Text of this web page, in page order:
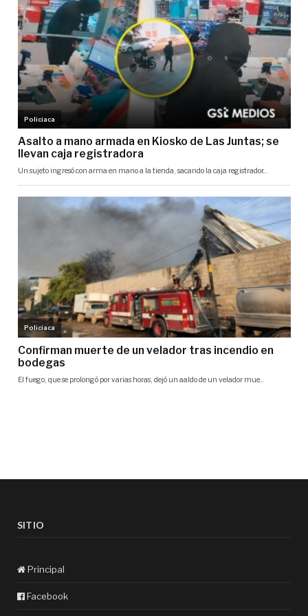
SITIO
Principal
Facebook